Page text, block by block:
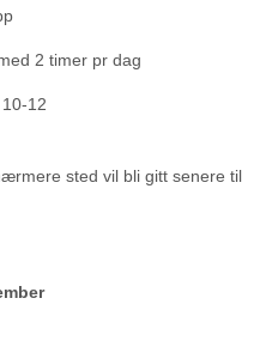
2 timer pr dag
12
sted vil bli gitt senere til